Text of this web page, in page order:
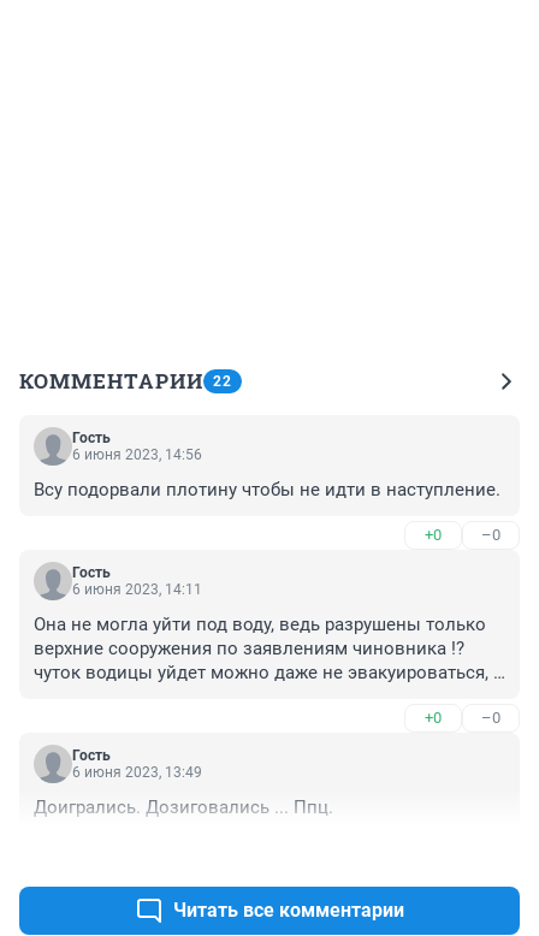
КОММЕНТАРИИ 22
6 июня 2023, 14:56
Всу подорвали плотину чтобы не идти в наступление.
+0
Она не могла уйти под воду, ведь разрушены только
верхние сооружения по заявлениям чиновника !?
чуток водицы уйдет можно даже не эвакуироваться,
просто быть готовым.
6 июня 2023, 13:49
Доигрались. Дозиговались ... Ппц.